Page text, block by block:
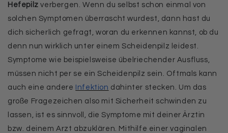
Hefepilzverbergen. Wenn du selbst schon einmal von
solchen Symptomen überrascht wurdest, dann hast du
dich sicherlich gefragt, woran du erkennen kannst, ob du
denn nun wirklich unter einem Scheidenpilz leidest.
Symptome wie beispielsweise übelriechender Ausfluss,
müssen nicht per se ein Scheidenpilz sein. Oftmals kann
auch eine andere
Infektion dahinter stecken. Um das
große Fragezeichen also mit Sicherheit schwinden zu
lassen, ist es sinnvoll, die Symptome mit deiner Ärztin
bzw. deinem Arzt abzuklären. Mithilfe einer vaginalen